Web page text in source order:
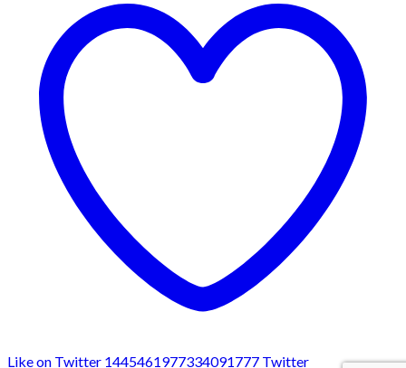
Like on Twitter 1445461977334091777 Twitter